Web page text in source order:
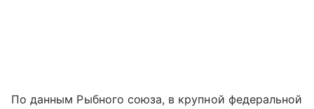
По данным Рыбного союза, в крупной федеральной